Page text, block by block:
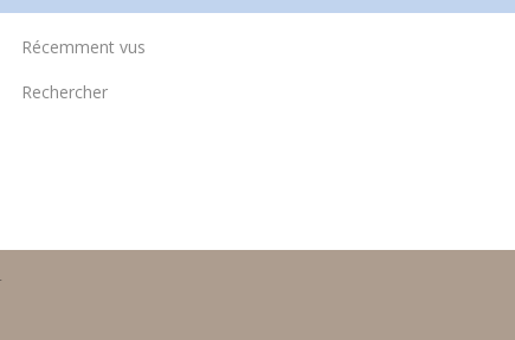
Récemment vus
Rechercher